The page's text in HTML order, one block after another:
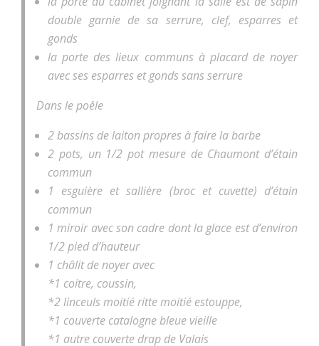
double garnie de sa serrure, clef, esparres et
gonds
la porte des lieux communs à placard de noyer
avec ses esparres et gonds sans serrure
Dans le poêle
2 bassins de laiton propres à faire la barbe
2 pots, un 1/2 pot mesure de Chaumont d’étain
commun
1 esguière et sallière (broc et cuvette) d’étain
commun
1 miroir avec son cadre dont la glace est d’environ
1/2 pied d’hauteur
1 châlit de noyer avec
*1 coitre, coussin,
*2 linceuls moitié ritte moitié estouppe,
*1 couverte catalogne bleue vieille
*1 autre couverte drap de Valais